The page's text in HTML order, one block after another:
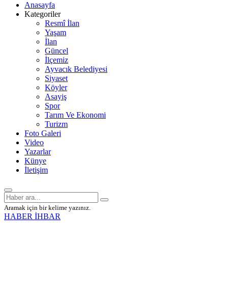
Anasayfa
Kategoriler
Resmî İlan
Yaşam
İlan
Güncel
İlçemiz
Ayvacık Belediyesi
Siyaset
Köyler
Asayiş
Spor
Tarım Ve Ekonomi
Turizm
Foto Galeri
Video
Yazarlar
Künye
İletişim
Aramak için bir kelime yazınız.
HABER İHBAR